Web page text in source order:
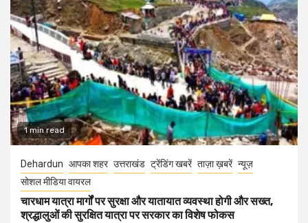
1 min read
Dehardun आपका शहर उत्तराखंड ट्रेंडिंग खबरें ताज़ा ख़बरें न्यूज़
सोशल मीडिया वायरल
चारधाम यात्रा मार्गों पर सुरक्षा और यातायात व्यवस्था होगी और सख्त,
श्रद्धालुओं की सुरक्षित यात्रा पर सरकार का विशेष फोकस